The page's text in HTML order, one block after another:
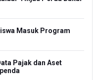
Masuk Program
Pajak dan Aset